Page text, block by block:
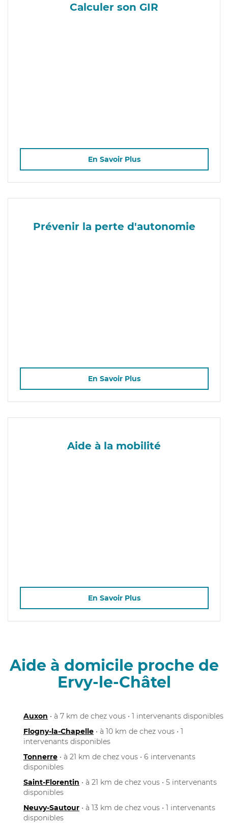
Calculer son GIR
En Savoir Plus
Prévenir la perte d'autonomie
En Savoir Plus
Aide à la mobilité
En Savoir Plus
Aide à domicile proche de
Ervy-le-Châtel
Auxon • à 7 km de chez vous • 1 intervenants disponibles
Flogny-la-Chapelle • à 10 km de chez vous • 1
intervenants disponibles
Tonnerre • à 21 km de chez vous • 6 intervenants
disponibles
Saint-Florentin • à 21 km de chez vous • 5 intervenants
disponibles
Neuvy-Sautour • à 13 km de chez vous • 1 intervenants
disponibles